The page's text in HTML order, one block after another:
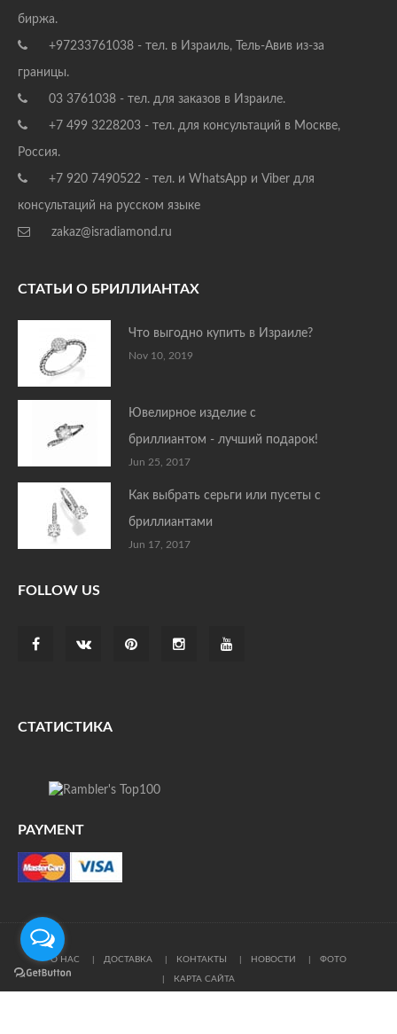
биржа.
+97233761038 - тел. в Израиль, Тель-Авив из-за
границы.
03 3761038 - тел. для заказов в Израиле.
+7 499 3228203 - тел. для консультаций в Москве,
Россия.
+7 920 7490522 - тел. и WhatsApp и Viber для
консультаций на русском языке
zakaz@isradiamond.ru
СТАТЬИ О БРИЛЛИАНТАХ
Что выгодно купить в Израиле?
Nov 10, 2019
Ювелирное изделие с
бриллиантом - лучший подарок!
Jun 25, 2017
Как выбрать серьги или пусеты с
бриллиантами
Jun 17, 2017
FOLLOW US
СТАТИСТИКА
PAYMENT
О НАС ДОСТАВКА КОНТАКТЫ НОВОСТИ ФОТО
КАРТА САЙТА